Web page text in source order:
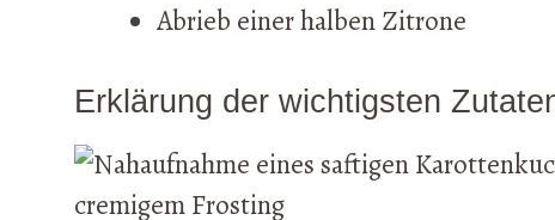
Abrieb einer halben Zitrone
Erklärung der wichtigsten